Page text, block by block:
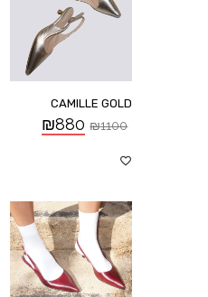
CAMILLE GOLD
₪1100
₪880